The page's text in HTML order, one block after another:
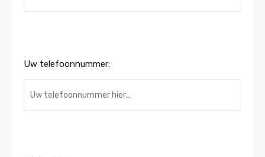
Uw telefoonnummer: